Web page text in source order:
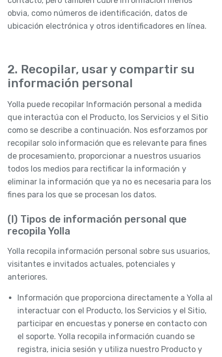
obvia, como números de identificación, datos de
ubicación electrónica y otros identificadores en línea.
2. Recopilar, usar y compartir su
información personal
Yolla puede recopilar Información personal a medida
que interactúa con el Producto, los Servicios y el Sitio
como se describe a continuación. Nos esforzamos por
recopilar solo información que es relevante para fines
de procesamiento, proporcionar a nuestros usuarios
todos los medios para rectificar la información y
eliminar la información que ya no es necesaria para los
fines para los que se procesan los datos.
(I) Tipos de información personal que
recopila Yolla
Yolla recopila información personal sobre sus usuarios,
visitantes e invitados actuales, potenciales y
anteriores.
Información que proporciona directamente a Yolla al
interactuar con el Producto, los Servicios y el Sitio,
participar en encuestas y ponerse en contacto con
el soporte. Yolla recopila información cuando se
registra, inicia sesión y utiliza nuestro Producto y